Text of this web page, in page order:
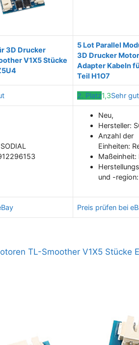
3D Drucker
V1X5 Stücke
5 Lot Parallel
3D Drucker
Adapter Kabeln
Teil H1O7
2. Platz1,3Sehr gut
Neu,
Hersteller:
Anzahl der
Einheiten:
Maßeinheit:
und -
Preis prüfen bei
TL-Smoother V1X5 Stücke